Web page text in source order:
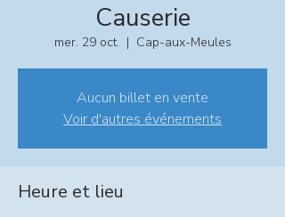
Causerie
mer. 29 oct.
  |
Cap-aux-Meules
Aucun billet en vente
Voir d'autres événements
Heure et lieu